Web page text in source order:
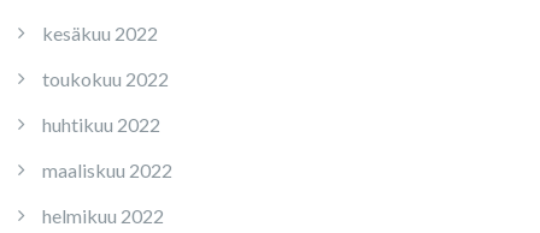
kesäkuu 2022
toukokuu 2022
huhtikuu 2022
maaliskuu 2022
helmikuu 2022